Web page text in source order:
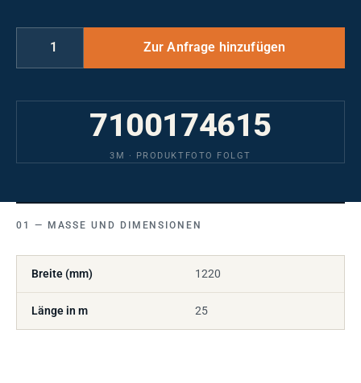
7100174615
3M · PRODUKTFOTO FOLGT
MASSE UND DIMENSIONEN
Breite (mm) 1220
Länge in m 25